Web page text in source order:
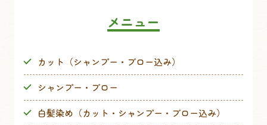
メニュー
カット（シャンプー・ブロー込み）
シャンプー・ブロー
白髪染め（カット・シャンプー・ブロー込み）